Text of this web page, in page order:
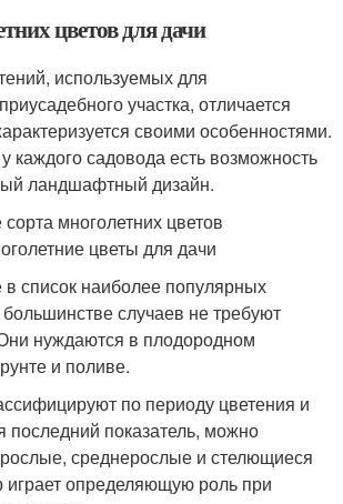
цветов для дачи
используемых для
участка, отличается
своими особенностями.
каждого садовода есть возможность
ландшафтный дизайн.
список наиболее популярных
случаев не требуют
нуждаются в плодородном
и поливе.
по периоду цветения и
последний показатель, можно
среднерослые и стелющиеся
играет определяющую роль при